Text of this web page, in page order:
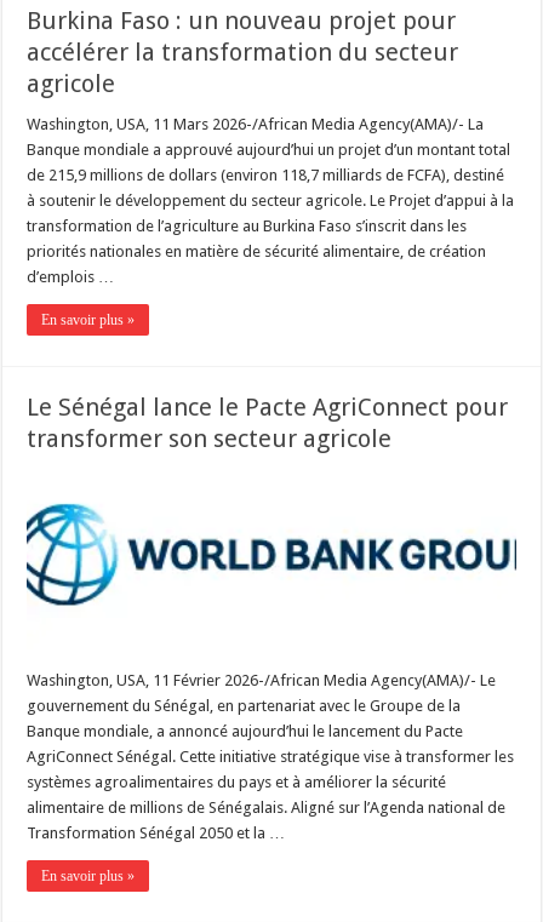
Burkina Faso : un nouveau projet pour
accélérer la transformation du secteur
agricole
Washington, USA, 11 Mars 2026-/African Media Agency(AMA)/- La
Banque mondiale a approuvé aujourd’hui un projet d’un montant total
de 215,9 millions de dollars (environ 118,7 milliards de FCFA), destiné
à soutenir le développement du secteur agricole. Le Projet d’appui à la
transformation de l’agriculture au Burkina Faso s’inscrit dans les
priorités nationales en matière de sécurité alimentaire, de création
d’emplois …
En savoir plus »
Le Sénégal lance le Pacte AgriConnect pour
transformer son secteur agricole
Washington, USA, 11 Février 2026-/African Media Agency(AMA)/- Le
gouvernement du Sénégal, en partenariat avec le Groupe de la
Banque mondiale, a annoncé aujourd’hui le lancement du Pacte
AgriConnect Sénégal. Cette initiative stratégique vise à transformer les
systèmes agroalimentaires du pays et à améliorer la sécurité
alimentaire de millions de Sénégalais. Aligné sur l’Agenda national de
Transformation Sénégal 2050 et la …
En savoir plus »